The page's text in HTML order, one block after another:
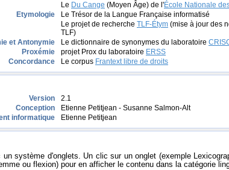
Le Du Cange (Moyen Âge) de l'École Nationale
Etymologie
Le Trésor de la Langue Française informatisé
Le projet de recherche TLF-Étym (mise à jour des
TLF)
et Antonymie
Le dictionnaire de synonymes du laboratoire
Proxémie
projet Prox du laboratoire ERSS
Concordance
Le corpus Frantext libre de droits
Version
2.1
Conception
Etienne Petitjean - Susanne Salmon-Alt
informatique
Etienne Petitjean
système d'onglets. Un clic sur un onglet (exemple
ou flexion) pour en afficher le contenu dans la catégorie